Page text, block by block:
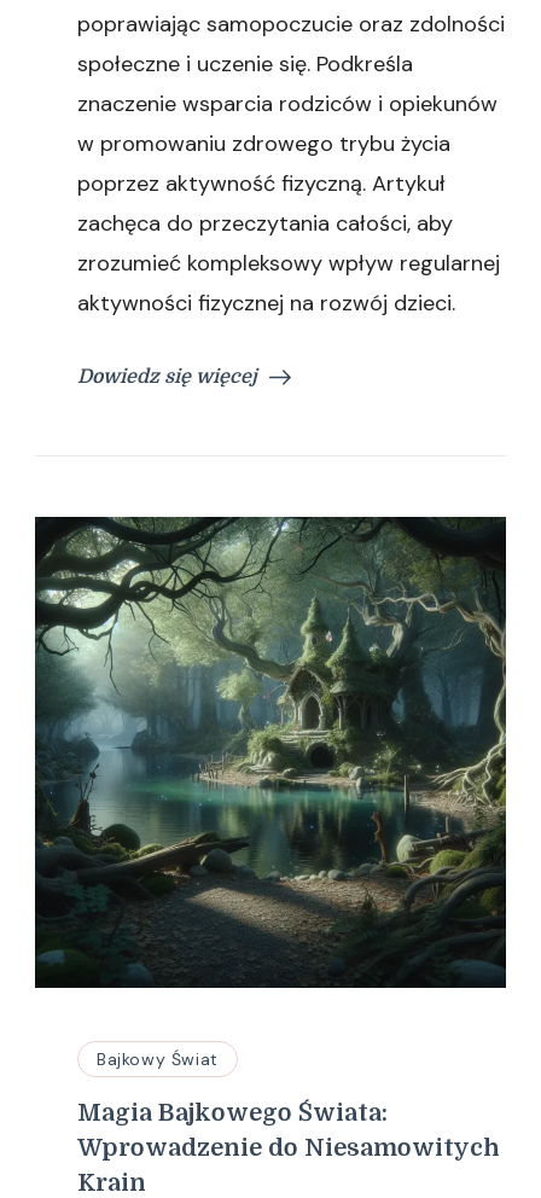
poprawiając samopoczucie oraz zdolności
społeczne i uczenie się. Podkreśla
znaczenie wsparcia rodziców i opiekunów
w promowaniu zdrowego trybu życia
poprzez aktywność fizyczną. Artykuł
zachęca do przeczytania całości, aby
zrozumieć kompleksowy wpływ regularnej
aktywności fizycznej na rozwój dzieci.
Dowiedz się więcej
Bajkowy Świat
Magia Bajkowego Świata:
Wprowadzenie do Niesamowitych
Krain